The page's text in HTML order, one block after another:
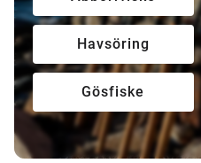
Havsöring
Gösfiske